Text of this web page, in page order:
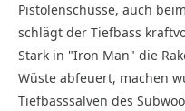
Pistolenschüsse, auch
schlägt der Tiefbass
Stark in "Iron Man" die
Wüste abfeuert, machen
Tiefbasssalven des